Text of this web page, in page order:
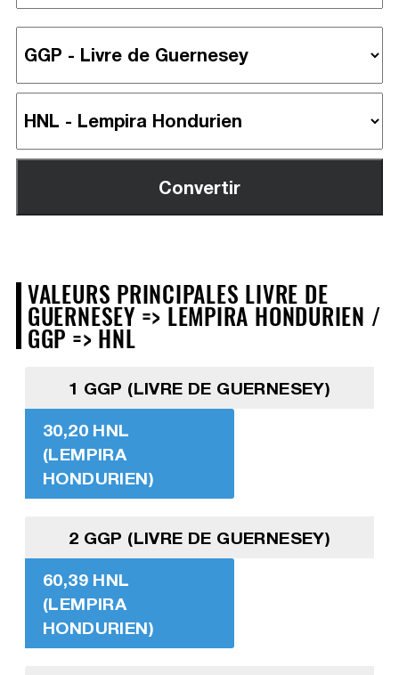
VALEURS PRINCIPALES LIVRE DE
GUERNESEY => LEMPIRA HONDURIEN /
GGP => HNL
1 GGP (LIVRE DE GUERNESEY)
30,20 HNL
(LEMPIRA
HONDURIEN)
2 GGP (LIVRE DE GUERNESEY)
60,39 HNL
(LEMPIRA
HONDURIEN)